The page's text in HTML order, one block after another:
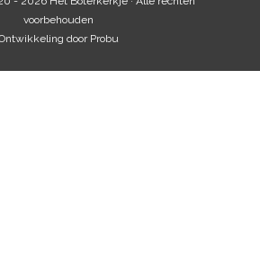
voorbehouden
door Probu